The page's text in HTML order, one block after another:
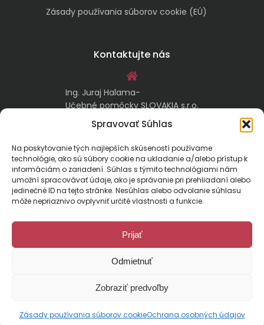
Spravovať Súhlas
Na poskytovanie tých najlepších skúseností používame
technológie, ako sú súbory cookie na ukladanie a/alebo prístup k
informáciám o zariadení. Súhlas s týmito technológiami nám
umožní spracovávať údaje, ako je správanie pri prehliadaní alebo
jedinečné ID na tejto stránke. Nesúhlas alebo odvolanie súhlasu
môže nepriaznivo ovplyvniť určité vlastnosti a funkcie.
Prijať
Odmietnuť
Zobraziť predvoľby
Zásady používania súborov cookieOchrana osobných údajov
Zásady používania súborov cookie (EÚ)
Kontaktujte nás
Ing. Juraj Halama-
Učebné pomôcky SLOVAKIA s.r.o.
Malachovská 17/A
974 05 Banská Bystrica
kontakt@ucebnepomockyslovakia.sk
0917 797 357, 048/410 18 88
kontakt@ucebnepomockyslovakia.sk
Designed bypcteam.sk